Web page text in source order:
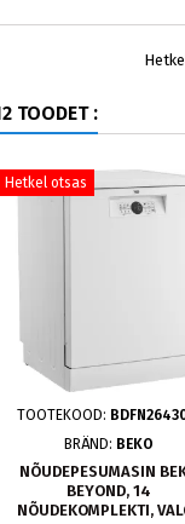
TOODET :
Hetkel otsas
TOOTEKOOD:
BRÄND: BEKO
NÕUDEPESUMASIN
BEYOND, 14
NÕUDEKOMPLEKTI,